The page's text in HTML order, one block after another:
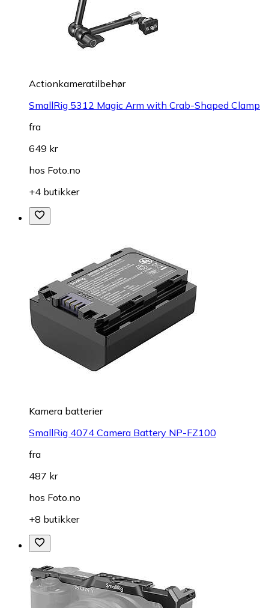
Actionkameratilbehør
SmallRig 5312 Magic Arm with Crab-Shaped Clamp
fra
649 kr
hos Foto.no
+4 butikker
Kamera batterier
SmallRig 4074 Camera Battery NP-FZ100
fra
487 kr
hos Foto.no
+8 butikker